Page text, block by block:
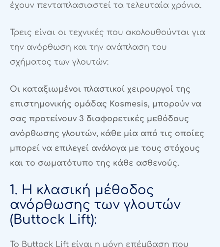
έχουν πενταπλασιαστεί τα τελευταία χρόνια.
Τρεις είναι οι τεχνικές που ακολουθούνται για
την ανόρθωση και την ανάπλαση του
σχήματος των γλουτών:
Οι καταξιωμένοι πλαστικοί χειρουργοί της
επιστημονικής ομάδας Kosmesis, μπορούν να
σας προτείνουν 3 διαφορετικές μεθόδους
ανόρθωσης γλουτών, κάθε μία από τις οποίες
μπορεί να επιλεγεί ανάλογα με τους στόχους
και το σωματότυπο της κάθε ασθενούς.
1. Η κλασική μέθοδος
ανόρθωσης των γλουτών
(Buttock Lift):
Το Buttock Lift είναι η μόνη επέμβαση που